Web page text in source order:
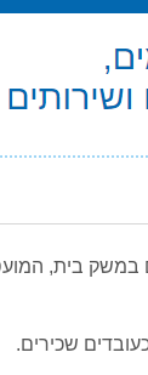
במשק בית,
שכירים.